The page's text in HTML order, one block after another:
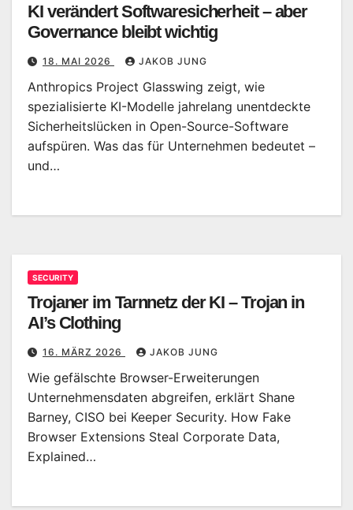
KI verändert Softwaresicherheit – aber
Governance bleibt wichtig
18. MAI 2026 JAKOB JUNG
Anthropics Project Glasswing zeigt, wie
spezialisierte KI-Modelle jahrelang unentdeckte
Sicherheitslücken in Open-Source-Software
aufspüren. Was das für Unternehmen bedeutet –
und…
SECURITY
Trojaner im Tarnnetz der KI – Trojan in
AI’s Clothing
16. MÄRZ 2026 JAKOB JUNG
Wie gefälschte Browser-Erweiterungen
Unternehmensdaten abgreifen, erklärt Shane
Barney, CISO bei Keeper Security. How Fake
Browser Extensions Steal Corporate Data,
Explained…